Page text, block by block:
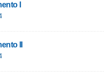
I
II